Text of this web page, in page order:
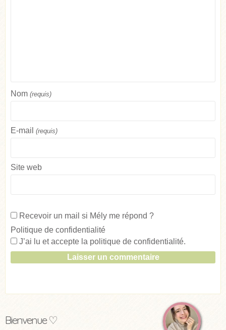
Nom (requis)
E-mail (requis)
Site web
Recevoir un mail si Mély me répond ?
Politique de confidentialité
J’ai lu et accepte la politique de confidentialité.
Bienvenue ♡